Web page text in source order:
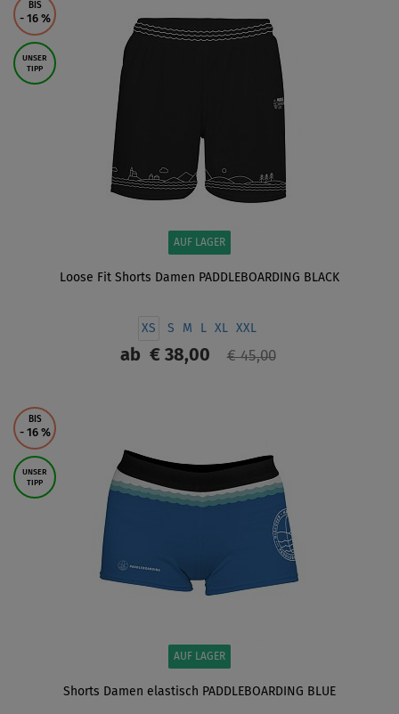
BIS
- 16 %
UNSER
TIPP
AUF LAGER
Loose Fit Shorts Damen PADDLEBOARDING BLACK
XS S M L XL XXL
ab€ 38,00 € 45,00
BIS
- 16 %
UNSER
TIPP
AUF LAGER
Shorts Damen elastisch PADDLEBOARDING BLUE